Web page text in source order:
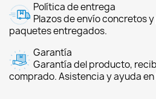
Política de entrega
Plazos de envío concretos
paquetes entregados.
Garantía
Garantía del producto,
comprado. Asistencia y ayuda